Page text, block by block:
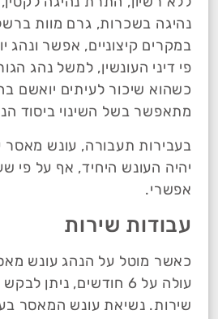
נהיגה בשכרות, גרם מוות
במקרים קיצוניים, אפשר ונהג
פי דיני העונשין, למשל נהג
כשהוא שיכור לעיתים יואשם
מתאפשר בשל השינוי ביסוד
בעבירות תעבורה, עונש מאסר
יהיה העונש היחיד, אף על פי
אפשרי.
עבודות שירות
כאשר מוטל על הנהג עונש
עולה על 6 חודשים, ניתן
שירות. נשיאת עונש המאסר